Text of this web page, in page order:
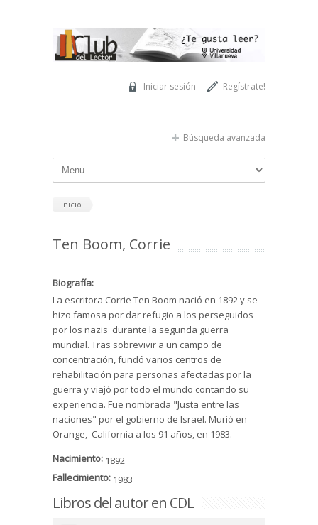
Regístrate!
Iniciar sesión
Búsqueda avanzada
Inicio
Ten Boom, Corrie
Biografía:
La escritora Corrie Ten Boom nació en 1892 y se
hizo famosa por dar refugio a los perseguidos
por los nazis durante la segunda guerra
mundial. Tras sobrevivir a un campo de
concentración, fundó varios centros de
rehabilitación para personas afectadas por la
guerra y viajó por todo el mundo contando su
experiencia. Fue nombrada "Justa entre las
naciones" por el gobierno de Israel. Murió en
Orange, California a los 91 años, en 1983.
Nacimiento: 1892
Fallecimiento: 1983
Libros del autor en CDL